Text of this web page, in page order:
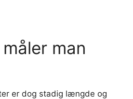
man
er dog stadig længde og